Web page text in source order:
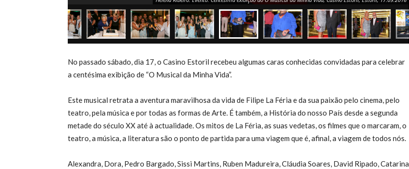
No passado sábado, dia 17, o Casino Estoril recebeu algumas caras conhecidas convidadas para celebrar
a centésima exibição de “O Musical da Minha Vida”.
Este musical retrata a aventura maravilhosa da vida de Filipe La Féria e da sua paixão pelo cinema, pelo
teatro, pela música e por todas as formas de Arte. É também, a História do nosso País desde a segunda
metade do século XX até à actualidade. Os mitos de La Féria, as suas vedetas, os filmes que o marcaram, o
teatro, a música, a literatura são o ponto de partida para uma viagem que é, afinal, a viagem de todos nós.
Alexandra, Dora, Pedro Bargado, Sissi Martins, Ruben Madureira, Cláudia Soares, David Ripado, Catarina